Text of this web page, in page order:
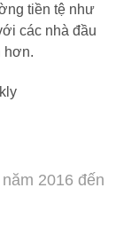
tiền tệ như
các nhà đầu
hơn.
2016 đến